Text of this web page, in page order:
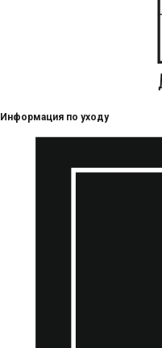
Информация по уходу